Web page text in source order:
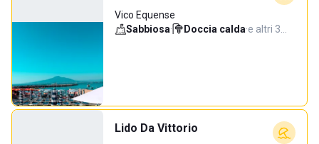
Vico Equense
Sabbiosa· Doccia calda·e altri 3…
Lido Da Vittorio